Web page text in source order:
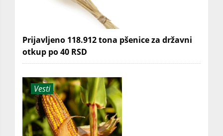
Prijavljeno 118.912 tona pšenice za državni
otkup po 40 RSD
Vesti